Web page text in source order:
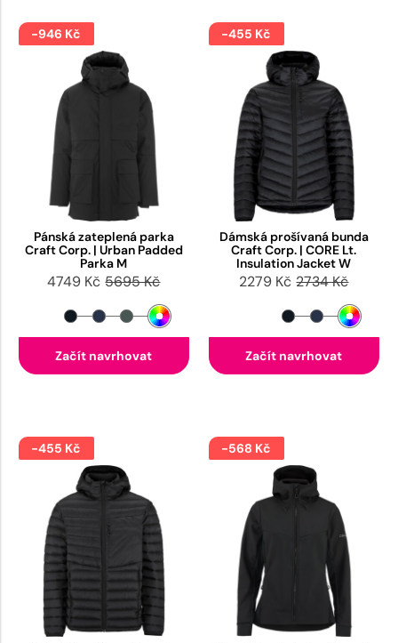
-946 Kč
Pánská zateplená parka
Craft Corp. | Urban Padded
Parka M
4749 Kč 5695 Kč
Začít navrhovat
-455 Kč
Dámská prošívaná bunda
Craft Corp. | CORE Lt.
Insulation Jacket W
2279 Kč 2734 Kč
Začít navrhovat
-455 Kč -568 Kč